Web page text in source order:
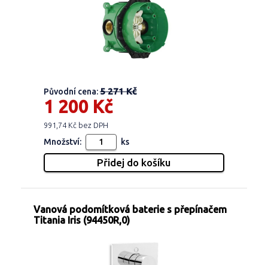
Původní cena:5 271 Kč
1 200 Kč
991,74 Kč bez DPH
Množství: ks
Vanová podomítková baterie s přepínačem
Titania Iris (94450R,0)